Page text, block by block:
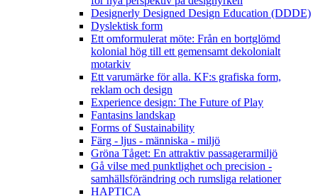
Designerly Designed Design Education (DDDE)
Dyslektisk form
Ett omformulerat möte: Från en bortglömd
kolonial hög till ett gemensamt dekolonialt
motarkiv
Ett varumärke för alla. KF:s grafiska form,
reklam och design
Experience design: The Future of Play
Fantasins landskap
Forms of Sustainability
Färg - ljus - människa - miljö
Gröna Tåget: En attraktiv passagerarmiljö
Gå vilse med punktlighet och precision -
samhällsförändring och rumsliga relationer
HAPTICA